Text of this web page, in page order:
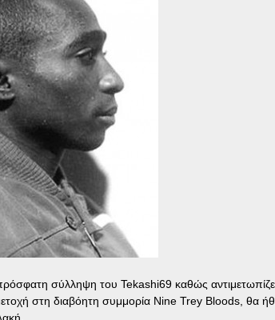
σύλληψη του Tekashi69 καθώς
στη διαβόητη συμμορία Nine Trey Bloods, θα